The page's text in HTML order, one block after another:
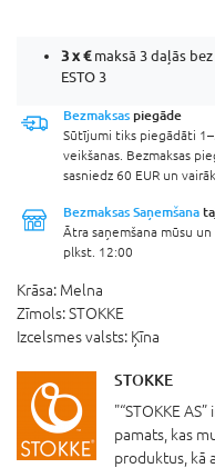
3 x€maksā 3 daļās
ESTO 3
Bezmaksas piegāde
Sūtījumi tiks piegādāti
veikšanas. Bezmaksas
sasniedz 60 EUR un vairāk.
Bezmaksas Saņemšana
Ātra saņemšana mūsu
plkst. 12:00
Krāsa: Melna
Zīmols:STOKKE
Izcelsmes valsts: Ķīna
STOKKE
"“STOKKE
pamats, kas
produktus, kā